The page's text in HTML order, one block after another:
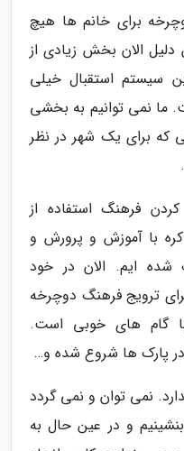
برای خانم ها هیچ
دلیل الان بخش زیادی از
سیستم استقبال خیلی
نمی توانیم به بخشی
که برای یک شهر در نظر
فرهنگ استفاده از
با آموزش و پرورش و
ایم. الان در خود
ترویج فرهنگ دوچرخه
گام های خوبی است.
پارک ها شروع شده و…
نمی توان و نمی گردد
و در عین حال به